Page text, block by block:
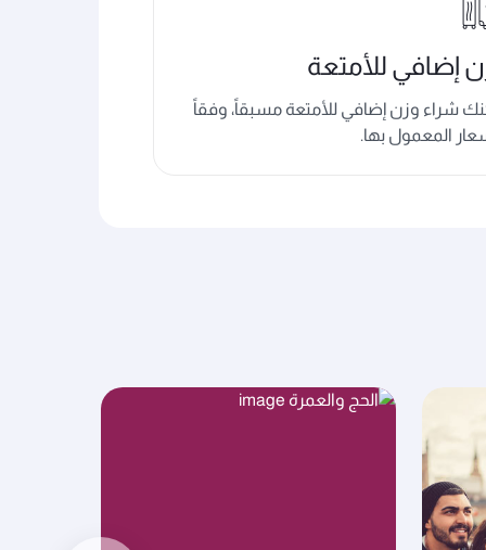
إضافي للأمتعة
شراء وزن إضافي للأمتعة مسبقاً، وفقاً
المعمول بها.